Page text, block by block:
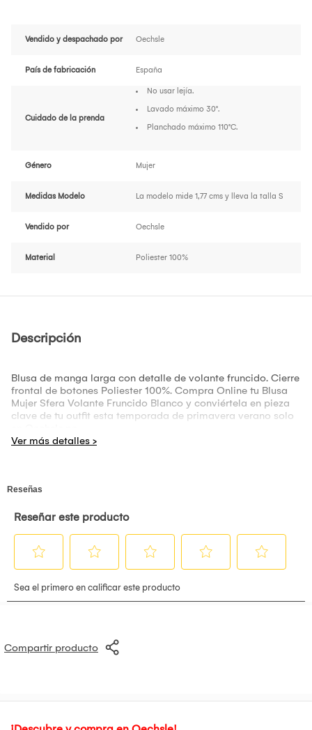
Vendido y despachado por Oechsle
País de fabricación España
Cuidado de la prenda
No usar lejía.
Lavado máximo 30°.
Planchado máximo 110°C.
Género Mujer
Medidas Modelo La modelo mide 1,77 cms y lleva la talla S
Vendido por Oechsle
Material Poliester 100%
Descripción
Blusa de manga larga con detalle de volante fruncido. Cierre
frontal de botones Poliester 100%. Compra Online tu Blusa
Mujer Sfera Volante Fruncido Blanco y conviértela en pieza
clave de tu outfit esta temporada de primavera verano solo
Compartir producto